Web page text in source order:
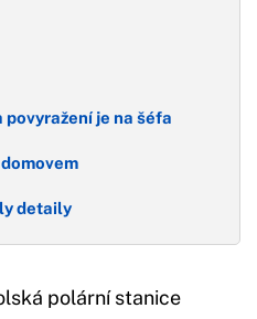
povyražení je na šéfa
detaily
polární stanice